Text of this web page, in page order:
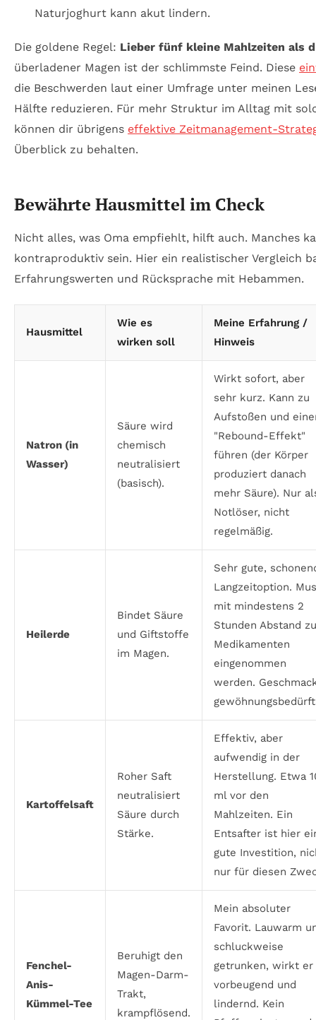
Naturjoghurt kann akut lindern.
Die goldene Regel: Lieber fünf kleine Mahlzeiten als
überladener Magen ist der schlimmste Feind. Diese
die Beschwerden laut einer Umfrage unter meinen
Hälfte reduzieren. Für mehr Struktur im Alltag mit
können dir übrigens effektive Zeitmanagement-
Überblick zu behalten.
Bewährte Hausmittel im Check
Nicht alles, was Oma empfiehlt, hilft auch. Manches
kontraproduktiv sein. Hier ein realistischer Vergleich
Erfahrungswerten und Rücksprache mit Hebammen.
Hausmittel
Wie es
wirken soll
Meine Erfahrung /
Hinweis
Natron (in
Wasser)
Säure wird
chemisch
neutralisiert
(basisch).
Wirkt sofort, aber
sehr kurz. Kann zu
Aufstoßen und
"Rebound-Effekt"
führen (der Körper
produziert danach
mehr Säure). Nur
Notlöser, nicht
regelmäßig.
Heilerde
Bindet Säure
und Giftstoffe
im Magen.
Sehr gute,
Langzeitoption.
mit mindestens 2
Stunden Abstand zu
Medikamenten
eingenommen
werden.
Kartoffelsaft
Roher Saft
neutralisiert
Säure durch
Stärke.
Effektiv, aber
aufwendig in der
Herstellung. Etwa
ml vor den
Mahlzeiten. Ein
Entsafter ist hier
gute Investition,
nur für diesen
Fenchel-
Anis-
Kümmel-Tee
Beruhigt den
Magen-Darm-
Trakt,
krampflösend.
Mein absoluter
Favorit. Lauwarm
schluckweise
getrunken, wirkt er
vorbeugend und
lindernd. Kein